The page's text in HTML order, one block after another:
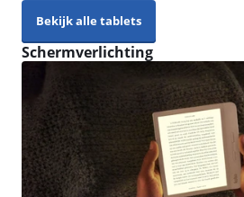
Bekijk alle tablets
Schermverlichting